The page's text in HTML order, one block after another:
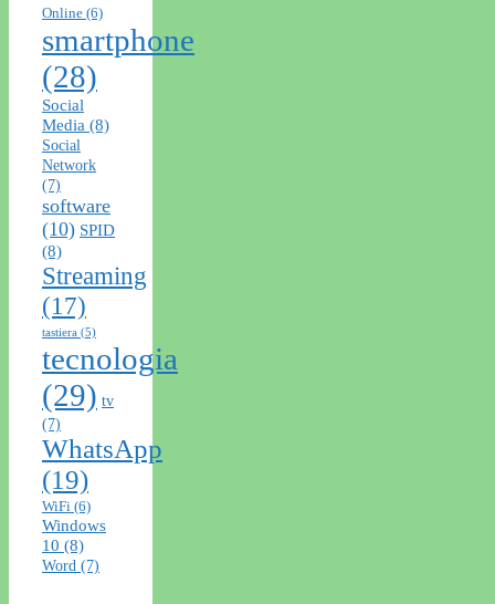
Online (6)
smartphone
(28)
Social
Media (8)
Social
Network
(7)
software
(10) SPID
(8)
Streaming
(17)
tastiera (5)
tecnologia
(29) tv
(7)
WhatsApp
(19)
WiFi (6)
Windows
10 (8)
Word (7)